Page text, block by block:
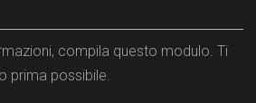
compila questo modulo. Ti
prima possibile.